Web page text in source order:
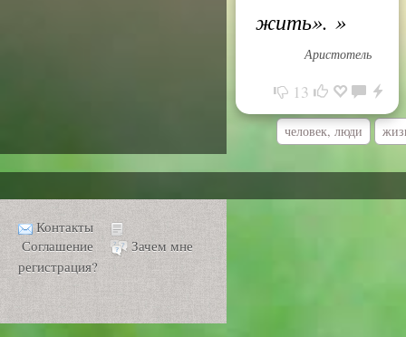
жить». »
Аристотель
13
человек, люди
Контакты
Соглашение
Зачем мне
регистрация?